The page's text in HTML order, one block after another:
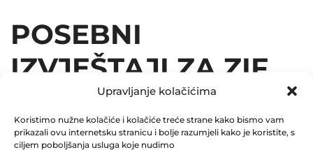
Upravljanje kolačićima
Koristimo nužne kolačiće i kolačiće treće strane kako bismo vam
prikazali ovu internetsku stranicu i bolje razumjeli kako je koristite, s
ciljem poboljšanja usluga koje nudimo
POSEBNI
IZVJEŠTAJI ZA ZIF
February 14, 2022
0 Comments